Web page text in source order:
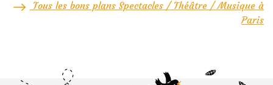
Tous les bons plans Spectacles / Théâtre / Musique à
Paris